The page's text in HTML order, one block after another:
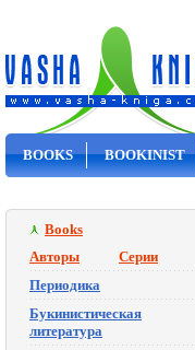
BOOKS BOOKINIST
Books
Авторы
Серии
Периодика
Букинистическая
литература